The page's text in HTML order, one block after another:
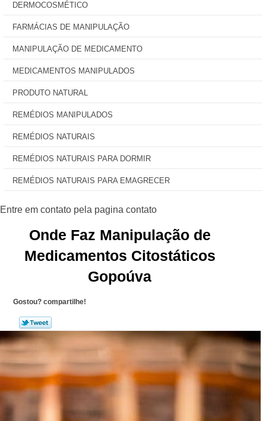
DERMOCOSMÉTICO
FARMÁCIAS DE MANIPULAÇÃO
MANIPULAÇÃO DE MEDICAMENTO
MEDICAMENTOS MANIPULADOS
PRODUTO NATURAL
REMÉDIOS MANIPULADOS
REMÉDIOS NATURAIS
REMÉDIOS NATURAIS PARA DORMIR
REMÉDIOS NATURAIS PARA EMAGRECER
Onde Faz Manipulação de
Medicamentos Citostáticos
Gopoúva
Gostou? compartilhe!